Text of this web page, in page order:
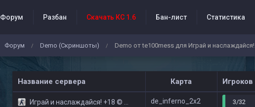
Форум Разбан Скачать КС 1.6 Бан-лист Статистика
События проекта
Форум / Demo (Скриншоты) / Demo от te100mess для Играй и наслаждайся!
Название сервера Карта Игроков
Играй и наслаждайся! +18 © Public de_inferno_2x2 3/32